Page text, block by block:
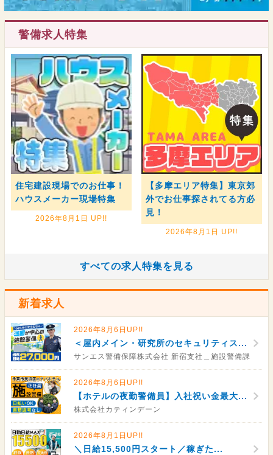
警備求人特集
住宅建設現場でのお仕事！
ハウスメーカー現場特集
2026年8月1日 UP!!
【多摩エリア特集】東京郊
外でお仕事探されてる方必
見！
2026年8月1日 UP!!
すべての求人特集を見る
新着求人
2026年8月6日UP!!
＜屋内メイン・研究所のセキュリティス...
サンエス警備保障株式会社 新宿支社＿施設警備課
2026年8月6日UP!!
【ホテルの夜勤警備員】入社祝い金最大...
株式会社カティンデーン
2026年8月1日UP!!
＼日給15,500円スタート／稼ぎた...